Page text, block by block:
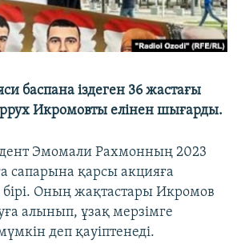
баспана іздеген 36 жастағы
Икромовты елінен шығарды.
Эмомали Рахмонның 2023
сапарына қарсы акцияға
Оның жақтастары Икромов
алынып, ұзақ мерзімге
деп қауіптенеді.